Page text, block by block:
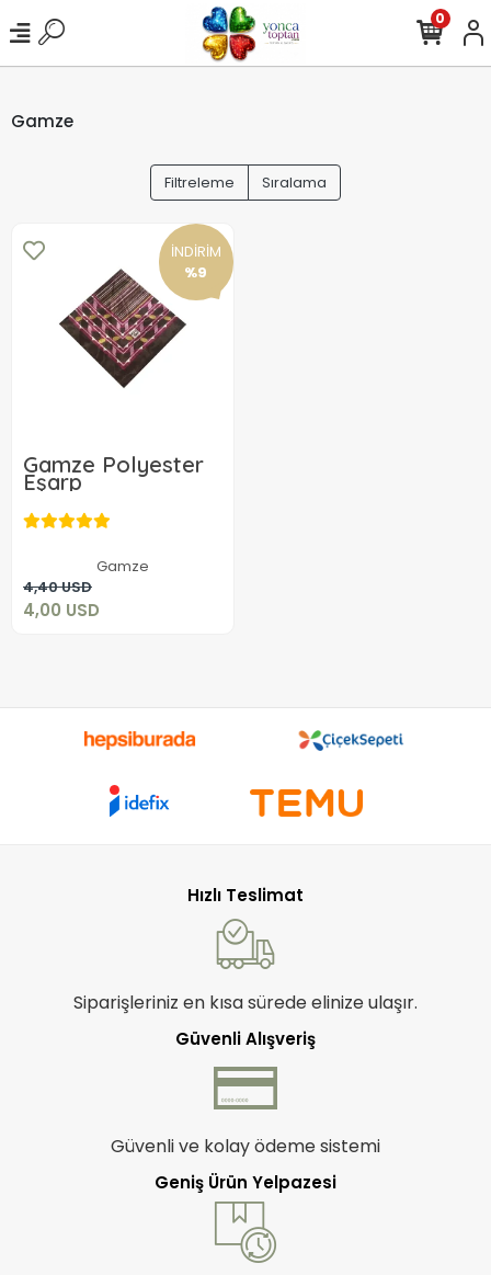
0
Gamze
Filtreleme Sıralama
İNDİRİM
%9
Gamze Polyester
Eşarp
Gamze
4,40 USD
4,00 USD
4,00 USD
Sepete Ekle
Hızlı Teslimat
Siparişleriniz en kısa sürede elinize ulaşır.
Güvenli Alışveriş
Güvenli ve kolay ödeme sistemi
Geniş Ürün Yelpazesi